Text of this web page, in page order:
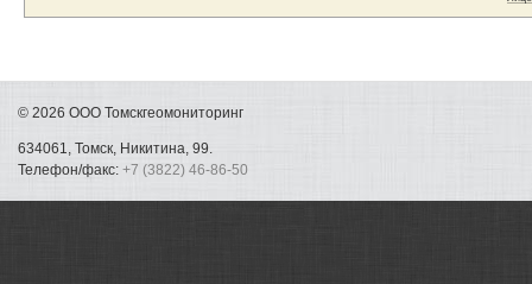
© 2026 ООО Томскгеомониторинг
634061, Томск, Никитина, 99.
Телефон/факс: +7 (3822) 46-86-50